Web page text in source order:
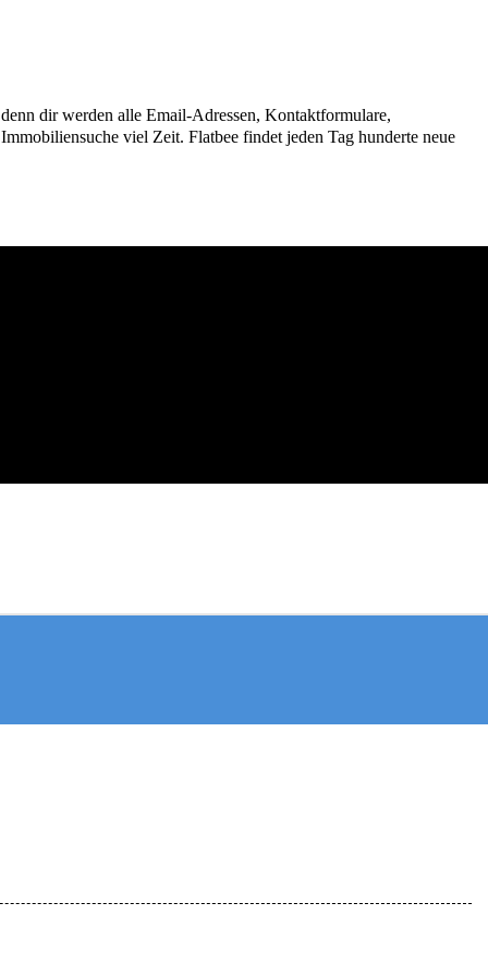
dir werden alle Email-Adressen, Kontaktformulare,
viel Zeit. Flatbee findet jeden Tag hunderte neue